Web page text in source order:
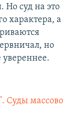
Но суд на это
характера, а
но
увереннее.
Суды массово